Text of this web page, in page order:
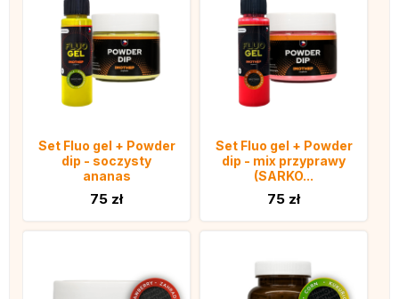
Set Fluo gel + Powder
dip - soczysty
ananas
75 zł
Set Fluo gel + Powder
dip - mix przyprawy
(SARKO...
75 zł